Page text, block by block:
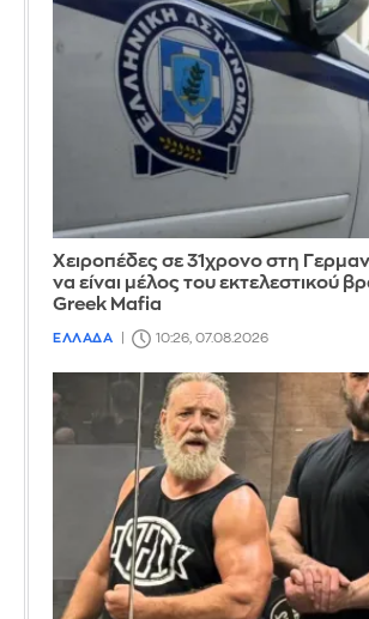
Χειροπέδες σε 31χρονο στη
να είναι μέλος του εκτελεστικού
Greek Mafia
ΕΛΛΑΔΑ 10:26, 07.08.2026